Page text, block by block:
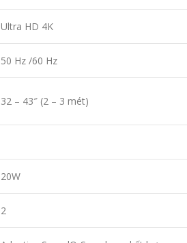
Ultra HD 4K
50 Hz /60 Hz
32 – 43″ (2 – 3 mét)
20W
2